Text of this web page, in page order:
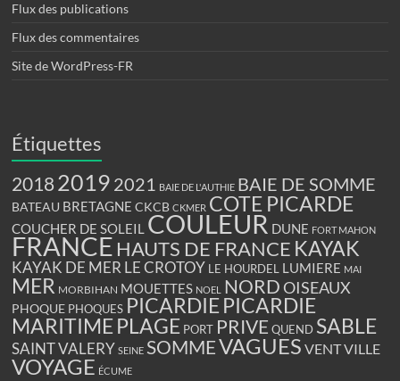
Flux des publications
Flux des commentaires
Site de WordPress-FR
Étiquettes
20182019 2021 BAIE DE L'AUTHIE BAIE DE SOMME
BATEAU BRETAGNE CKCB CKMER COTE PICARDE
COUCHER DE SOLEIL COULEUR DUNE FORT MAHON
FRANCE HAUTS DE FRANCE KAYAK
KAYAK DE MERLE CROTOY LE HOURDEL LUMIERE MAI
MER MORBIHAN MOUETTES NOEL NORD OISEAUX
PHOQUE PHOQUES PICARDIEPICARDIE
MARITIMEPLAGE PORT PRIVE QUEND SABLE
SAINT VALERY SEINE SOMMEVAGUES VENTVILLE
VOYAGE ÉCUME